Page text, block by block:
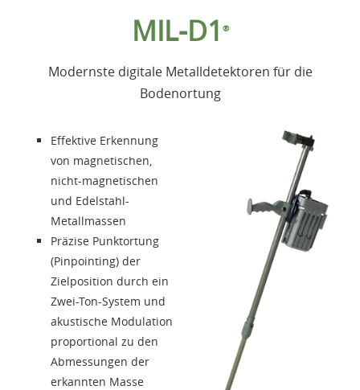
Über uns
Kontakte
Login
Sprache
MIL-D1 ®
Modernste digitale Metalldetektoren für die
Bodenortung
Effektive Erkennung
von magnetischen,
nicht-magnetischen
und Edelstahl-
Metallmassen
Präzise Punktortung
(Pinpointing) der
Zielposition durch ein
Zwei-Ton-System und
akustische Modulation
proportional zu den
Abmessungen der
erkannten Masse